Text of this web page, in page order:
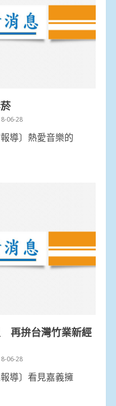
06-28
導〕熱愛音樂的
再拚台灣竹業新經
06-28
導〕看見嘉義擁